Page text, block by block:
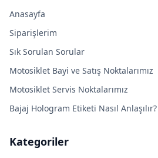
Anasayfa
Siparişlerim
Sık Sorulan Sorular
Motosiklet Bayi ve Satış Noktalarımız
Motosiklet Servis Noktalarımız
Bajaj Hologram Etiketi Nasıl Anlaşılır?
Kategoriler